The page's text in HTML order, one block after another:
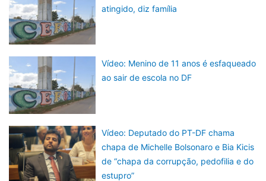
atingido, diz família
Vídeo: Menino de 11 anos é esfaqueado
ao sair de escola no DF
Vídeo: Deputado do PT-DF chama
chapa de Michelle Bolsonaro e Bia Kicis
de “chapa da corrupção, pedofilia e do
estupro”